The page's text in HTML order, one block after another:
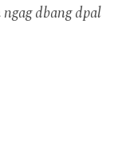
ngag dbang dpal